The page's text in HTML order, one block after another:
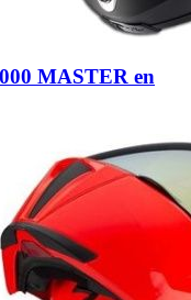
MASTER en